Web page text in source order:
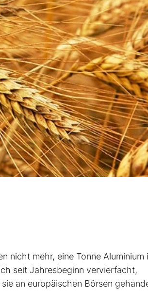
nicht mehr, eine Tonne Aluminium
seit Jahresbeginn vervierfacht,
an europäischen Börsen